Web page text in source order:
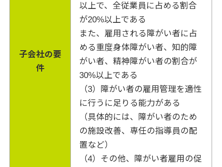
子会社の要
件
以上で、全従業員に占める割合
が20%以上である
また、雇用される障がい者に占
める重度身体障がい者、知的障
がい者、精神障がい者の割合が
30%以上である
（3）障がい者の雇用管理を適性
に行うに足りる能力がある
（具体的には、障がい者のため
の施設改善、専任の指導員の配
置など）
（4）その他、障がい者雇用の促